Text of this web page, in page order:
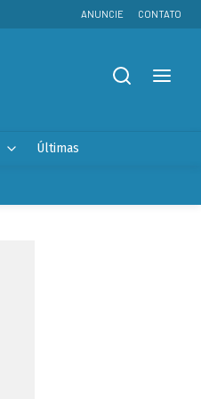
ANUNCIE CONTATO
Últimas